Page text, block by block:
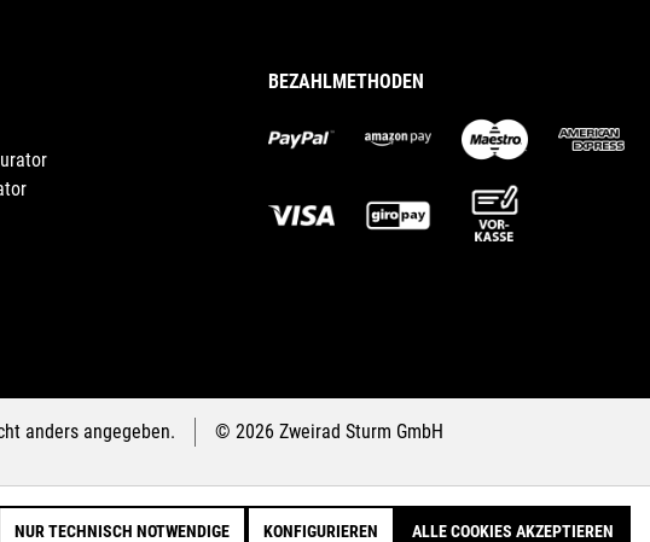
BEZAHLMETHODEN
anders angegeben. © 2026 Zweirad Sturm GmbH
NUR TECHNISCH NOTWENDIGE KONFIGURIEREN ALLE COOKIES AKZEPTIEREN